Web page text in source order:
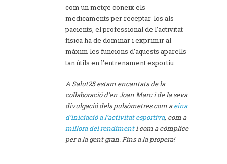
com un metge coneix els
medicaments per receptar-los als
pacients, el professional de l’activitat
física ha de dominar i exprimir al
màxim les funcions d’aquests aparells
tan útils en l’entrenament esportiu.
A Salut25 estam encantats de la
col·laboració d’en Joan Marc i de la seva
divulgació dels pulsòmetres com aeina
d’iniciació a l’activitat esportiva, com a
millora del rendimenti com a còmplice
per a la gent gran. Fins a la propera!